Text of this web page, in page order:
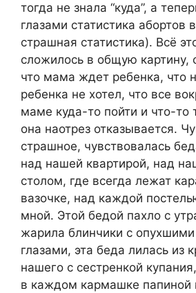
тогда не знала “куда”, а
глазами статистика абортов
страшная статистика). Всё
сложилось в общую картину,
что мама ждет ребенка, что
ребенка не хотел, что все
маме куда-то пойти и что-то
она наотрез отказывается.
страшное, чувствовалась
над нашей квартирой, над
столом, где всегда лежат
вазочке, над каждой
мной. Этой бедой пахло с
жарила блинчики с опухшими
глазами, эта беда лилась из
нашего с сестренкой
в каждом кармашке папиной